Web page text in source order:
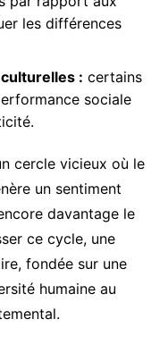
les différences
: certains
sociale
cercle vicieux où le
un sentiment
davantage le
ce cycle, une
fondée sur une
humaine au